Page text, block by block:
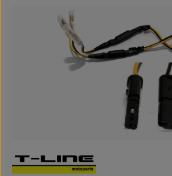
Omitir galería de imágenes